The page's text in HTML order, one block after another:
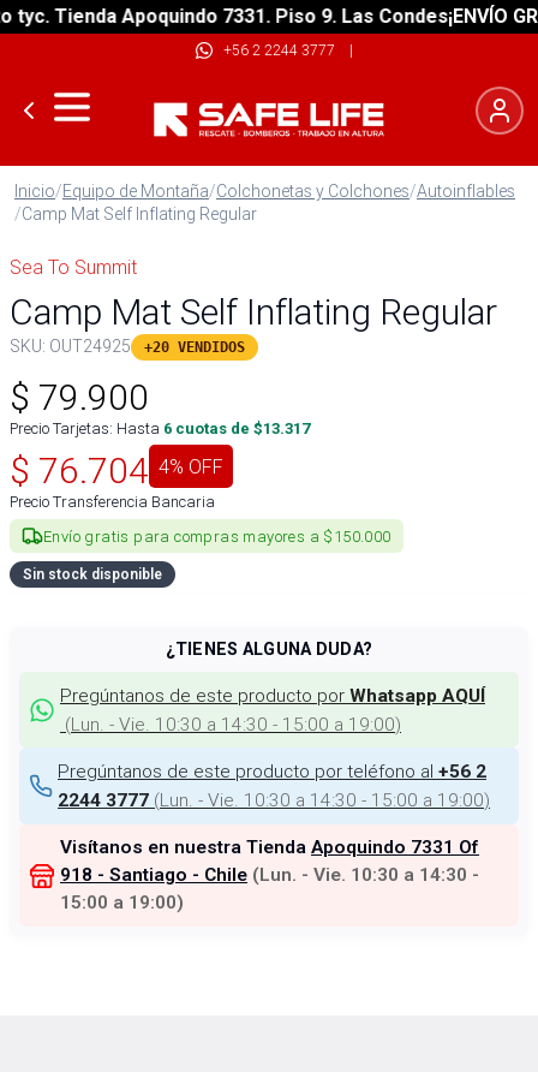
Tienda Apoquindo 7331. Piso 9. Las Condes¡ENVÍO
+56 2 2244 3777 |
Inicio/Equipo de Montaña/Colchonetas y Colchones/Autoinflables
/Camp Mat Self Inflating Regular
Sea To Summit
Camp Mat Self Inflating Regular
SKU: OUT24925 +20 VENDIDOS
$ 79.900
Precio Tarjetas: Hasta 6 cuotas de $13.317
$ 76.704 4% OFF
Precio Transferencia Bancaria
Envío gratis para compras mayores a $150.000
Sin stock disponible
¿TIENES ALGUNA DUDA?
Pregúntanos de este producto por Whatsapp AQUÍ
(Lun. - Vie. 10:30 a 14:30 - 15:00 a 19:00)
Pregúntanos de este producto por teléfono al +56 2
2244 3777 (Lun. - Vie. 10:30 a 14:30 - 15:00 a 19:00)
Visítanos en nuestra Tienda Apoquindo 7331 Of
918 - Santiago - Chile (Lun. - Vie. 10:30 a 14:30 -
15:00 a 19:00)